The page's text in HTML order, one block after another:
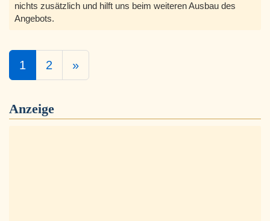
nichts zusätzlich und hilft uns beim weiteren Ausbau des
Angebots.
1 2 »
Anzeige